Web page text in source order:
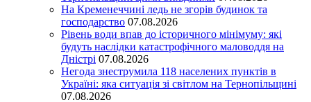
На Кременеччині ледь не згорів будинок та
господарство 07.08.2026
Рівень води впав до історичного мінімуму: які
будуть наслідки катастрофічного маловоддя на
Дністрі 07.08.2026
Негода знеструмила 118 населених пунктів в
Україні: яка ситуація зі світлом на Тернопільщині
07.08.2026